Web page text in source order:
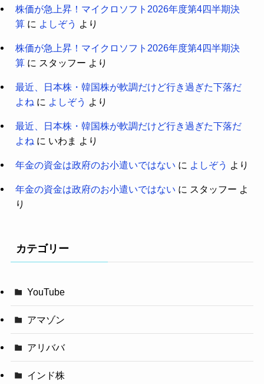
株価が急上昇！マイクロソフト2026年度第4四半期決
算に よしぞう より
株価が急上昇！マイクロソフト2026年度第4四半期決
算に スタッフー より
最近、日本株・韓国株が軟調だけど行き過ぎた下落だ
よね に よしぞう より
最近、日本株・韓国株が軟調だけど行き過ぎた下落だ
よね に いわま より
年金の資金は政府のお小遣いではない に よしぞう より
年金の資金は政府のお小遣いではない に スタッフー よ
り
カテゴリー
YouTube
アマゾン
アリババ
インド株